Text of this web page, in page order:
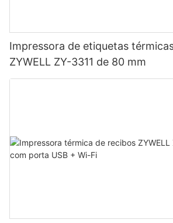
Impressora de etiquetas
ZYWELL ZY-3311 de 80 mm